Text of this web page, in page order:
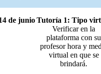
de junio Tutoría 1: Tipo
Verificar en la
plataforma con su
profesor hora y
virtual en que se
brindará.